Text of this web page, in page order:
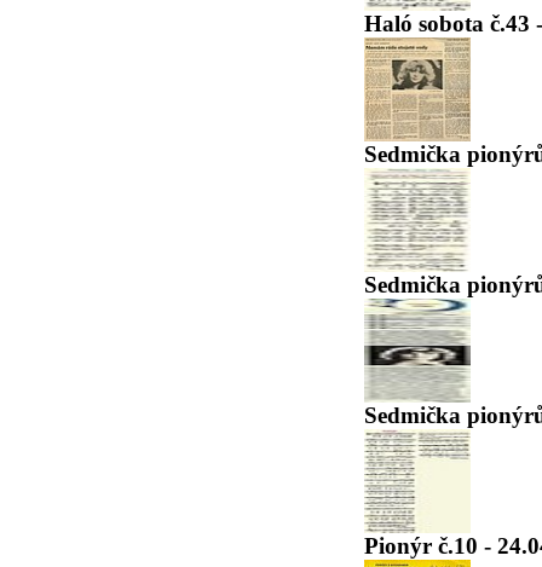
Haló sobota č.43
Sedmička
Sedmička
Sedmička
Pionýr č.10 -